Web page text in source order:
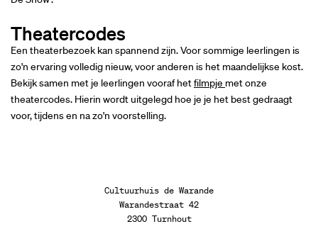
Theatercodes
Een theaterbezoek kan spannend zijn. Voor sommige leerlingen is
zo'n ervaring volledig nieuw, voor anderen is het maandelijkse kost.
Bekijk samen met je leerlingen vooraf hetfilmpje met onze
theatercodes. Hierin wordt uitgelegd hoe je je het best gedraagt
voor, tijdens en na zo'n voorstelling.
Cultuurhuis de Warande
Warandestraat 42
2300 Turnhout